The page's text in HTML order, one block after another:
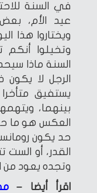
في السنة
عيد الأم،
ويختاروا هذا
وتخيلوا
السنة ماذا
الرجل لا يكون
يستفيق
بينهما،
العكس هو ما
حد يكون
القدر، أو
وتجده يعود من
اقرأ أيضا –